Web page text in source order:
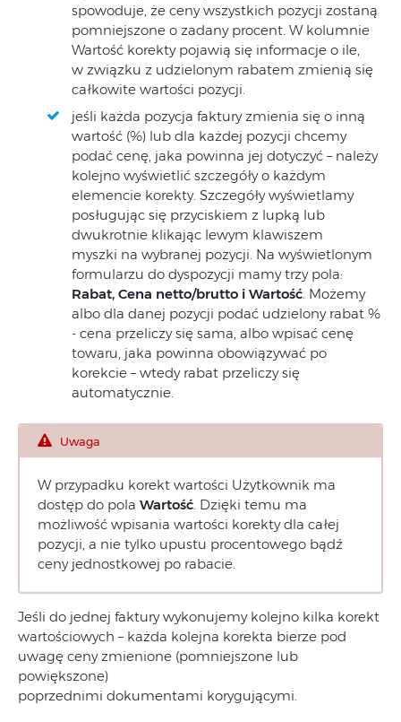
spowoduje, że ceny wszystkich pozycji zostaną
pomniejszone o zadany procent. W kolumnie
Wartość korekty pojawią się informacje o ile,
w związku z udzielonym rabatem zmienią się
całkowite wartości pozycji.
jeśli każda pozycja faktury zmienia się o inną
wartość (%) lub dla każdej pozycji chcemy
podać cenę, jaka powinna jej dotyczyć – należy
kolejno wyświetlić szczegóły o każdym
elemencie korekty. Szczegóły wyświetlamy
posługując się przyciskiem z lupką lub
dwukrotnie klikając lewym klawiszem
myszki na wybranej pozycji. Na wyświetlonym
formularzu do dyspozycji mamy trzy pola:
Rabat, Cena netto/brutto i Wartość. Możemy
albo dla danej pozycji podać udzielony rabat %
‑ cena przeliczy się sama, albo wpisać cenę
towaru, jaka powinna obowiązywać po
korekcie – wtedy rabat przeliczy się
automatycznie.
Uwaga
W przypadku korekt wartości Użytkownik ma
dostęp do pola Wartość. Dzięki temu ma
możliwość wpisania wartości korekty dla całej
pozycji, a nie tylko upustu procentowego bądź
ceny jednostkowej po rabacie.
Jeśli do jednej faktury wykonujemy kolejno kilka korekt
wartościowych – każda kolejna korekta bierze pod
uwagę ceny zmienione (pomniejszone lub
powiększone)
poprzednimi dokumentami korygującymi.